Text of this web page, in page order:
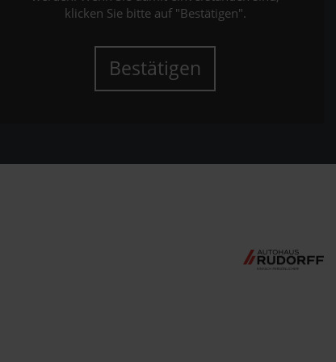
klicken Sie bitte auf "Bestätigen".
Bestätigen